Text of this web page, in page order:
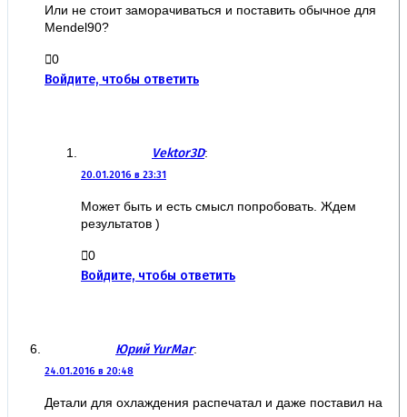
Или не стоит заморачиваться и поставить обычное для
Mendel90?
0
Войдите, чтобы ответить
Vektor3D:
20.01.2016 в 23:31
Может быть и есть смысл попробовать. Ждем
результатов )
0
Войдите, чтобы ответить
Юрий YurMar:
24.01.2016 в 20:48
Детали для охлаждения распечатал и даже поставил на